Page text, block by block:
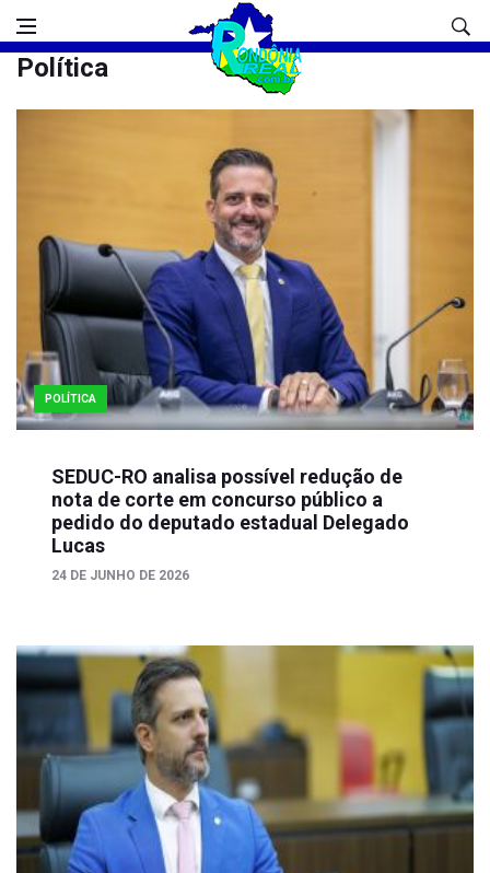
Política
POLÍTICA
SEDUC-RO analisa possível redução de
nota de corte em concurso público a
pedido do deputado estadual Delegado
Lucas
24 DE JUNHO DE 2026